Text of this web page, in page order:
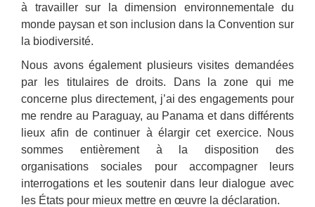
à travailler sur la dimension environnementale du
monde paysan et son inclusion dans la Convention sur
la biodiversité.
Nous avons également plusieurs visites demandées
par les titulaires de droits. Dans la zone qui me
concerne plus directement, j’ai des engagements pour
me rendre au Paraguay, au Panama et dans différents
lieux afin de continuer à élargir cet exercice. Nous
sommes entièrement à la disposition des
organisations sociales pour accompagner leurs
interrogations et les soutenir dans leur dialogue avec
les États pour mieux mettre en œuvre la déclaration.